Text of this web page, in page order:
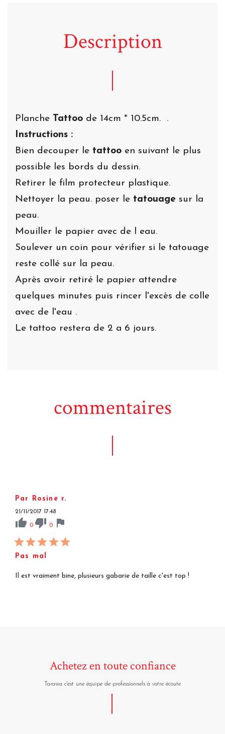
Description
Planche Tattoo de 14cm * 10.5cm. .
Instructions :
Bien decouper le tattoo en suivant le plus
possible les bords du dessin.
Retirer le film protecteur plastique.
Nettoyer la peau. poser le tatouage sur la
peau.
Mouiller le papier avec de l eau.
Soulever un coin pour vérifier si le tatouage
reste collé sur la peau.
Après avoir retiré le papier attendre
quelques minutes puis rincer l'excès de colle
avec de l'eau .
Le tattoo restera de 2 a 6 jours.
commentaires
Par Rosine r.
21/11/2017 17:48
thumb_up 0 thumb_down 0 flag
Pas mal
Il est vraiment bine, plusieurs gabarie de taille c'est top !
Achetez en toute confiance
Tarawa c'est une équipe de professionnels à votre écoute